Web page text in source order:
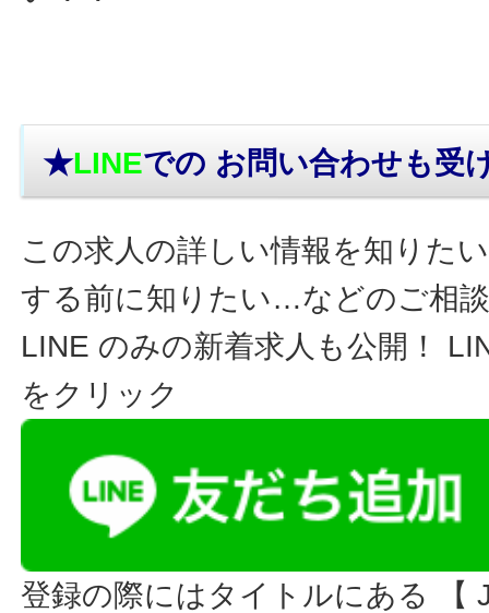
★LINEでの お問い合わせも受
この求人の詳しい情報を知りた
する前に知りたい…などのご相
LINE のみの新着求人も公開！
をクリック
登録の際にはタイトルにある 【